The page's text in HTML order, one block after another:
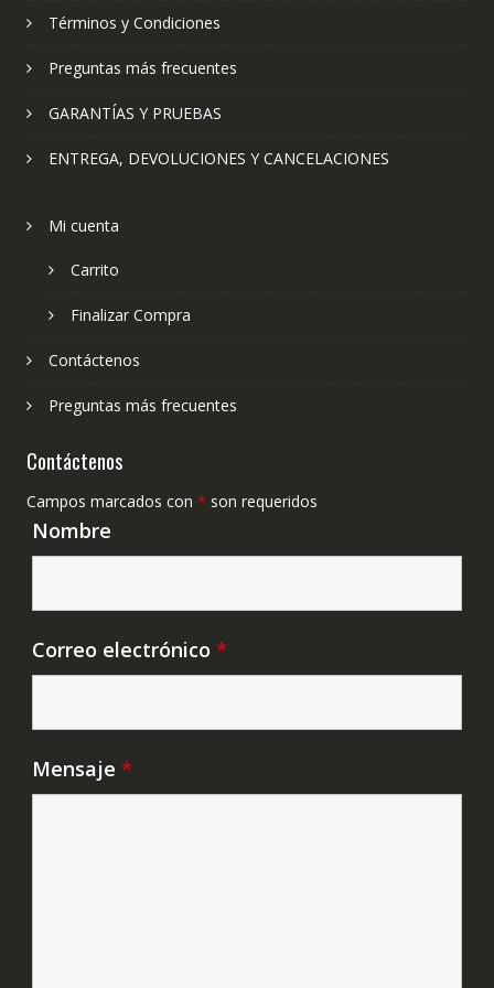
Términos y Condiciones
Preguntas más frecuentes
GARANTÍAS Y PRUEBAS
ENTREGA, DEVOLUCIONES Y CANCELACIONES
Mi cuenta
Carrito
Finalizar Compra
Contáctenos
Preguntas más frecuentes
Contáctenos
Campos marcados con * son requeridos
Nombre
Correo electrónico *
Mensaje *